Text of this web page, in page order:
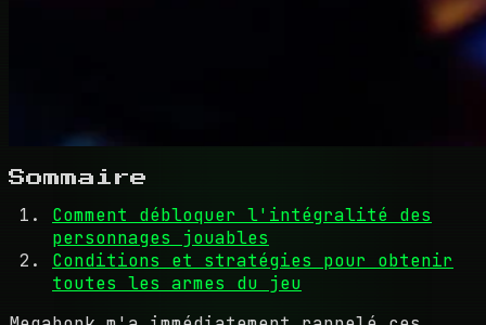
Sommaire
Comment débloquer l'intégralité des
personnages jouables
Conditions et stratégies pour obtenir
toutes les armes du jeu